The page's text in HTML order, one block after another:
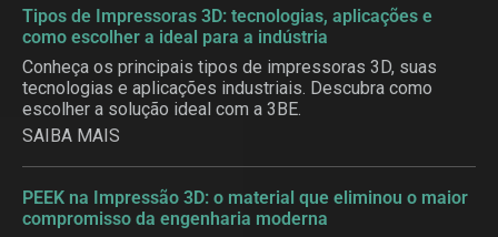
Tipos de Impressoras 3D: tecnologias, aplicações e
como escolher a ideal para a indústria
Conheça os principais tipos de impressoras 3D, suas
tecnologias e aplicações industriais. Descubra como
escolher a solução ideal com a 3BE.
SAIBA MAIS
PEEK na Impressão 3D: o material que eliminou o maior
compromisso da engenharia moderna